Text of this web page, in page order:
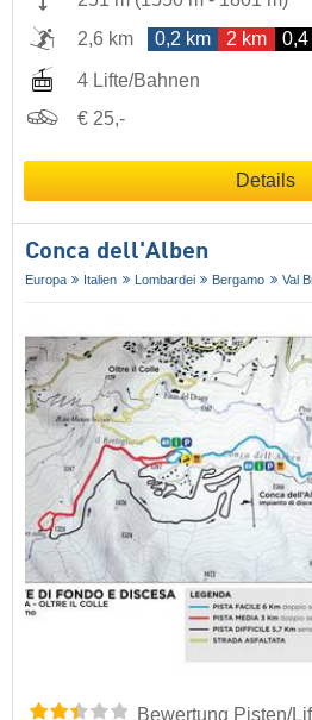
2,6 km
0,2 km 2 km 0,4
4 Lifte/Bahnen
€ 25,-
Details
Conca dell'Alben
Europa Italien Lombardei Bergamo Val
Bewertung Pisten/